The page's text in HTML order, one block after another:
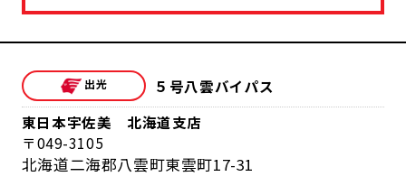
５号八雲バイパス
東日本宇佐美 北海道支店
049-3105
北海道二海郡八雲町東雲町17-31